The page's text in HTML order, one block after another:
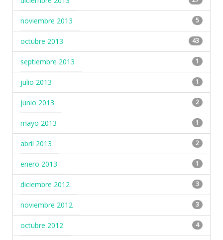
noviembre 2013 5
octubre 2013 43
septiembre 2013 1
julio 2013 1
junio 2013 2
mayo 2013 1
abril 2013 2
enero 2013 1
diciembre 2012 3
noviembre 2012 3
octubre 2012 4